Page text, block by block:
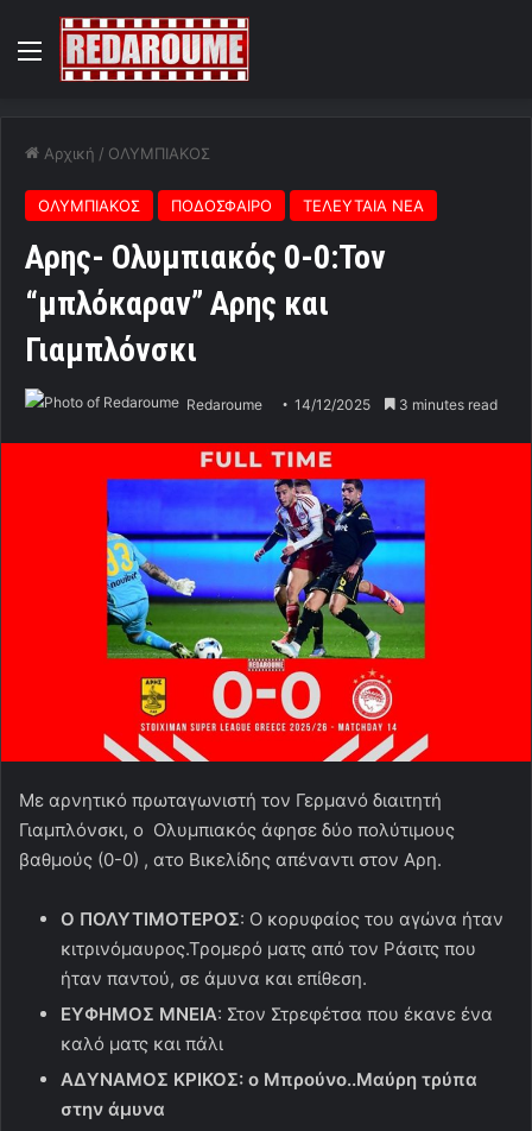
Menu
Αρχική / ΟΛΥΜΠΙΑΚΟΣ
ΟΛΥΜΠΙΑΚΟΣ ΠΟΔΟΣΦΑΙΡΟ ΤΕΛΕΥΤΑΙΑ ΝΕΑ
Αρης- Ολυμπιακός 0-0:Τον
“μπλόκαραν” Αρης και
Γιαμπλόνσκι
Redaroume 14/12/2025 3 minutes read
Mε αρνητικό πρωταγωνιστή τον Γερμανό διαιτητή
Γιαμπλόνσκι, ο Ολυμπιακός άφησε δύο πολύτιμους
βαθμούς (0-0) , ατο Βικελίδης απέναντι στον Αρη.
Ο ΠΟΛΥΤΙΜΟΤΕΡΟΣ: Ο κορυφαίος του αγώνα ήταν
κιτρινόμαυρος.Τρομερό ματς από τον Ράσιτς που
ήταν παντού, σε άμυνα και επίθεση.
ΕΥΦΗΜΟΣ ΜΝΕΙΑ: Στον Στρεφέτσα που έκανε ένα
καλό ματς και πάλι
ΑΔΥΝΑΜΟΣ ΚΡΙΚΟΣ: ο Μπρούνο..Μαύρη τρύπα
στην άμυνα